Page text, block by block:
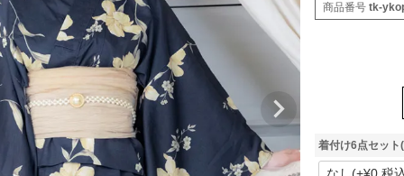
商品番号 tk-
着付け6点セット